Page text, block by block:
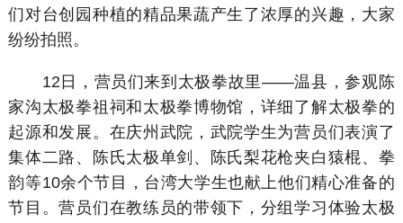
们对台创园种植的精品果蔬产生了浓厚的兴趣，大家
纷纷拍照。
12日，营员们来到太极拳故里——温县，参观陈
家沟太极拳祖祠和太极拳博物馆，详细了解太极拳的
起源和发展。在庆州武院，武院学生为营员们表演了
集体二路、陈氏太极单剑、陈氏梨花枪夹白猿棍、拳
韵等10余个节目，台湾大学生也献上他们精心准备的
节目。营员们在教练员的带领下，分组学习体验太极